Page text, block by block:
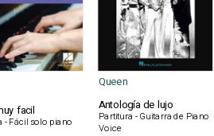
Queen
facil
- Fácil solo piano
Antología de lujo
Partitura - Guitarra de Piano
Voice